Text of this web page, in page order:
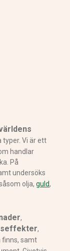
typer. Vi är ett
handlar
På
undersöks
olja, guld,
,
,
finns, samt